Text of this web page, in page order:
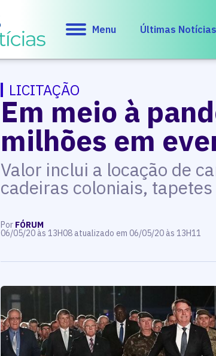
Menu Últimas Notícias
LICITAÇÃO
Em meio à
milhões em
Valor inclui a locação de
cadeiras coloniais,
Por FÓRUM
06/05/20 às 13H08 atualizado em 06/05/20 às 13H11